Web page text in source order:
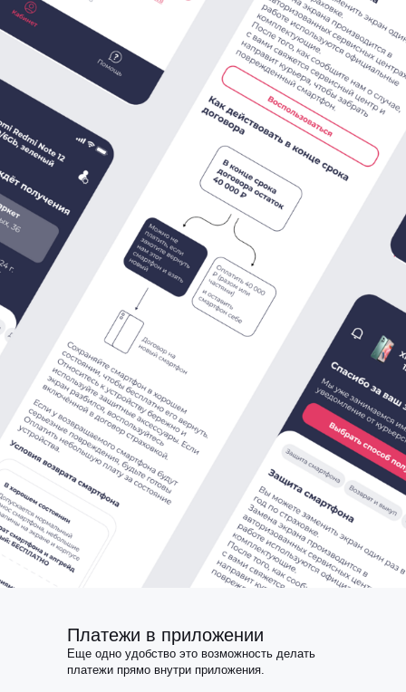
Платежи в приложении
Еще одно удобство это возможность делать
платежи прямо внутри приложения.